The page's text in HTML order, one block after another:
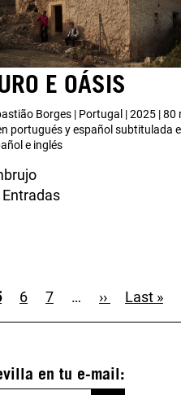
E OÁSIS
Borges | Portugal | 2025 | 80
portugués y español subtitulada
e inglés
Entradas
Page
6 Page
7 …
Siguiente
página
››
Última
página
Last »
en tu e-mail: